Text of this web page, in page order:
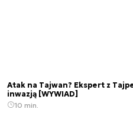
Atak na Tajwan? Ekspert z
inwazją [WYWIAD]
10 min.